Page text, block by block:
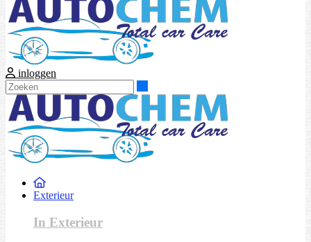
inloggen
Exterieur
In Exterieur